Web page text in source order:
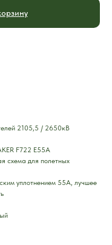
2105,5 / 2650кВ
F722 E55A
схема для полетных
уплотнением 55А, лучшее